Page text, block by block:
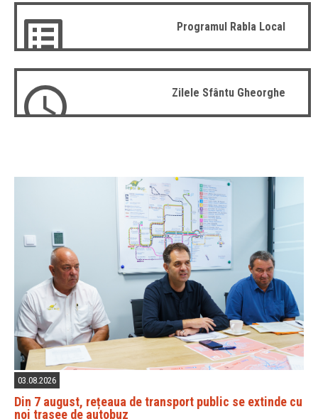
Programul Rabla Local
Zilele Sfântu Gheorghe
03.08.2026
Din 7 august, rețeaua de transport public se extinde cu
noi trasee de autobuz